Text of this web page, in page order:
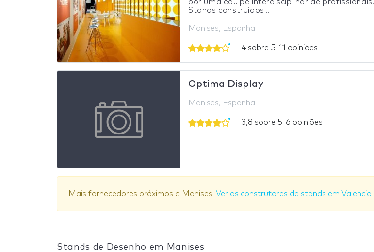
por uma equipe interdisciplinar de profissionais.
Stands construídos...
Manises, Espanha
4 sobre 5. 11 opiniões
Optima Display
Manises, Espanha
3,8 sobre 5. 6 opiniões
Mais fornecedores próximos a Manises. Ver os construtores de stands em Valencia
Stands de Desenho em Manises